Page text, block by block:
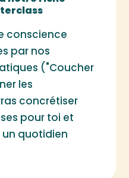
conscience
par nos
("Coucher
les
concrétiser
pour toi et
quotidien